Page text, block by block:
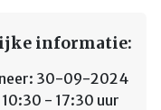
informatie:
30-09-2024
- 17:30 uur